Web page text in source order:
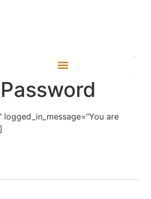
logged_in_message=“You are